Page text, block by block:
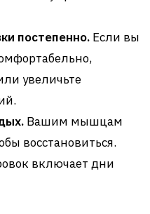
постепенно. Если вы
увеличьте
Вашим мышцам
восстановиться.
включает дни